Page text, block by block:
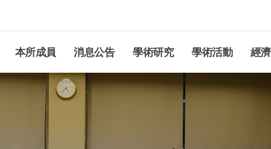
本所成員 消息公告 學術研究 學術活動 經